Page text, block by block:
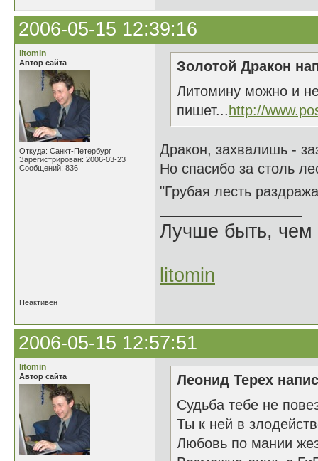
2006-05-15 12:39:16
litomin
Автор сайта
Откуда: Санкт-Петербург
Зарегистрирован: 2006-03-23
Сообщений: 836
Золотой Дракон
Литомину можно и
пишет... http://
Дракон, захвалишь -
Но спасибо за столь
"Грубая лесть
Лучше быть, чем
litomin
Неактивен
2006-05-15 12:57:51
litomin
Автор сайта
Леонид Терех
Судьба тебе не
Ты к ней в
Любовь по мании